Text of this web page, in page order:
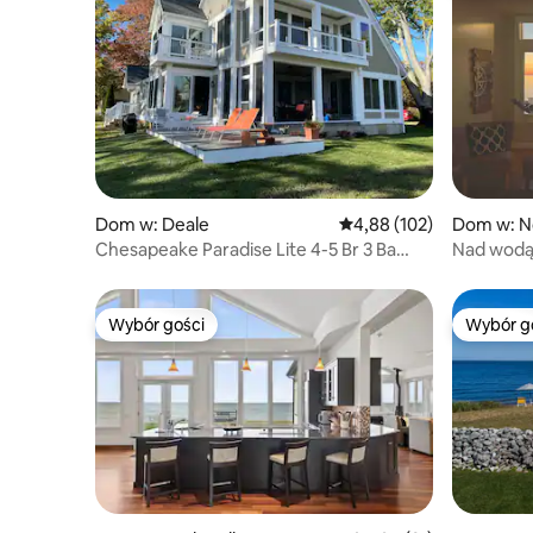
Dom w: Deale Średnia ocena: 4,88 na
4,88 (102)
Chesapeake Paradise Lite 4-5 Br 3 Ba
Dom w:
Nad
Wybór gości
Wybór gości Wybór
Wybór